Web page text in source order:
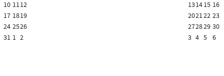
10 1112 131415 16
17 1819 202122 23
24 2526 272829 30
31 1 2 3 4 5 6